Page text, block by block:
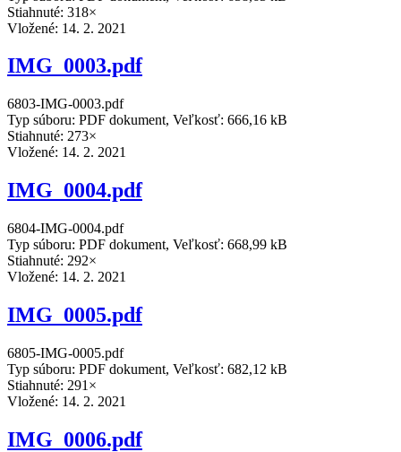
Stiahnuté: 318×
Vložené: 14. 2. 2021
IMG_0003.pdf
6803-IMG-0003.pdf
Typ súboru: PDF dokument, Veľkosť: 666,16 kB
Stiahnuté: 273×
Vložené: 14. 2. 2021
IMG_0004.pdf
6804-IMG-0004.pdf
Typ súboru: PDF dokument, Veľkosť: 668,99 kB
Stiahnuté: 292×
Vložené: 14. 2. 2021
IMG_0005.pdf
6805-IMG-0005.pdf
Typ súboru: PDF dokument, Veľkosť: 682,12 kB
Stiahnuté: 291×
Vložené: 14. 2. 2021
IMG_0006.pdf